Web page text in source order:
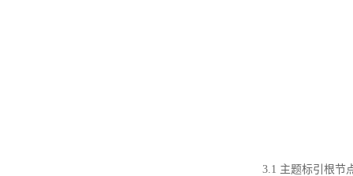
3.1 主题标引根节